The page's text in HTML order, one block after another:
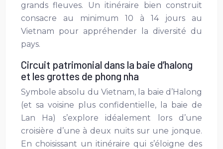
grands fleuves. Un itinéraire bien construit
consacre au minimum 10 à 14 jours au
Vietnam pour appréhender la diversité du
pays.
Circuit patrimonial dans la baie d’halong
et les grottes de phong nha
Symbole absolu du Vietnam, la baie d’Halong
(et sa voisine plus confidentielle, la baie de
Lan Ha) s’explore idéalement lors d’une
croisière d’une à deux nuits sur une jonque.
En choisissant un itinéraire qui s’éloigne des